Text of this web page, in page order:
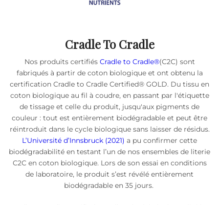
Cradle To Cradle
Nos produits certifiés Cradle to Cradle®(C2C) sont
fabriqués à partir de coton biologique et ont obtenu la
certification Cradle to Cradle Certified® GOLD. Du tissu en
coton biologique au fil à coudre, en passant par l'étiquette
de tissage et celle du produit, jusqu'aux pigments de
couleur : tout est entièrement biodégradable et peut être
réintroduit dans le cycle biologique sans laisser de résidus.
L’Université d’Innsbruck (2021) a pu confirmer cette
biodégradabilité en testant l’un de nos ensembles de literie
C2C en coton biologique. Lors de son essai en conditions
de laboratoire, le produit s’est révélé entièrement
biodégradable en 35 jours.